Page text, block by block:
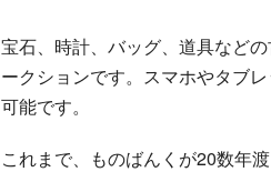
宝石、時計、バッグ、道具など
ークションです。スマホやタブ
可能です。
これまで、ものばんくが20数年